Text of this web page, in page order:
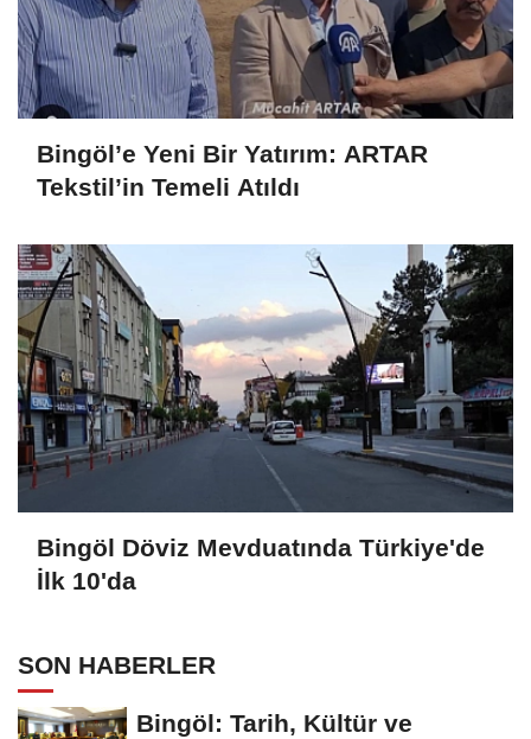
Bingöl’e Yeni Bir Yatırım: ARTAR
Tekstil’in Temeli Atıldı
Bingöl Döviz Mevduatında Türkiye'de
İlk 10'da
SON HABERLER
Bingöl: Tarih, Kültür ve